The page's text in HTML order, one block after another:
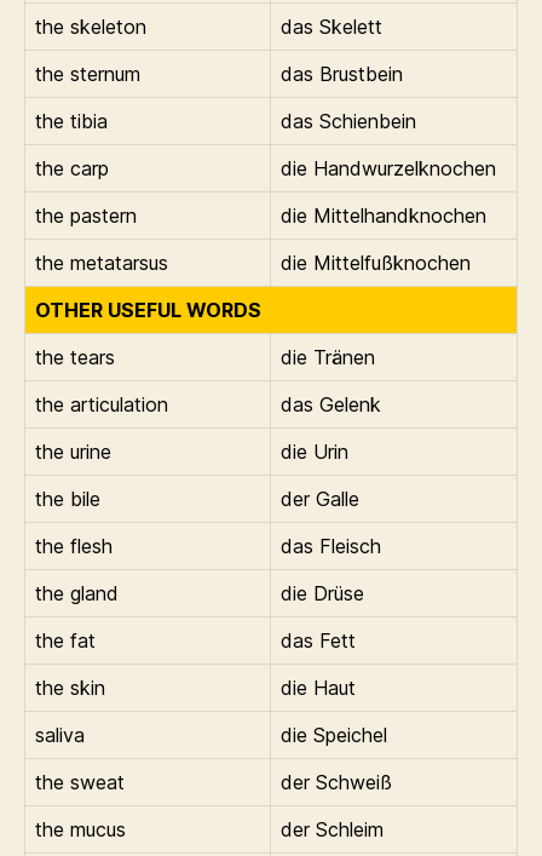
the skeleton
das Skelett
the sternum
das Brustbein
the tibia
das Schienbein
the carp
die Handwurzelknochen
the pastern
die Mittelhandknochen
the metatarsus
die Mittelfußknochen
OTHER USEFUL WORDS
the tears
die Tränen
the articulation
das Gelenk
the urine
die Urin
the bile
der Galle
the flesh
das Fleisch
the gland
die Drüse
the fat
das Fett
the skin
die Haut
saliva
die Speichel
the sweat
der Schweiß
the mucus
der Schleim